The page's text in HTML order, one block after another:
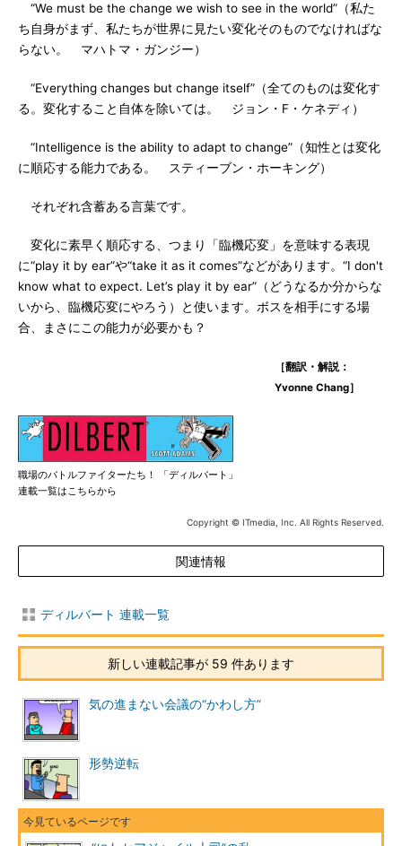
“We must be the change we wish to see in the world”（私た
ち自身がまず、私たちが世界に見たい変化そのものでなければな
らない。 マハトマ・ガンジー）
“Everything changes but change itself”（全てのものは変化す
る。変化すること自体を除いては。 ジョン・F・ケネディ）
“Intelligence is the ability to adapt to change”（知性とは変化
に順応する能力である。 スティーブン・ホーキング）
それぞれ含蓄ある言葉です。
変化に素早く順応する、つまり「臨機応変」を意味する表現
に“play it by ear”や“take it as it comes”などがあります。“I don't
know what to expect. Let’s play it by ear”（どうなるか分からな
いから、臨機応変にやろう）と使います。ボスを相手にする場
合、まさにこの能力が必要かも？
［翻訳・解説：
Yvonne Chang］
職場のバトルファイターたち！ 「ディルバート」
連載一覧はこちらから
Copyright © ITmedia, Inc. All Rights Reserved.
関連情報
ディルバート 連載一覧
新しい連載記事が 59 件あります
気の進まない会議の“かわし方”
形勢逆転